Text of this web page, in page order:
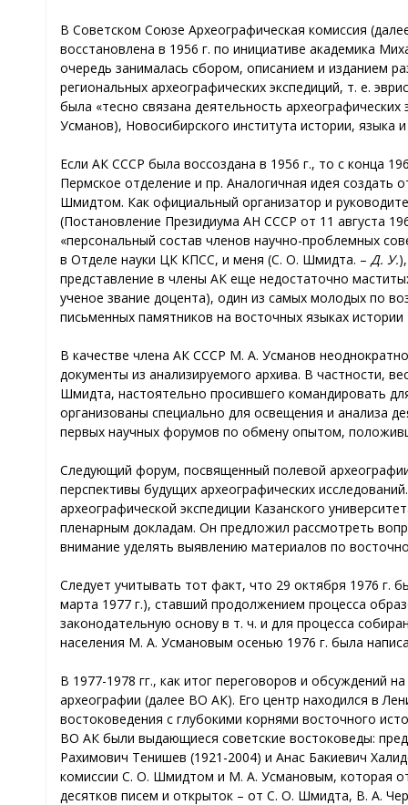
В Советском Союзе Археографическая комиссия
восстановлена в 1956 г. по инициативе академика
очередь занималась сбором, описанием и изданием
региональных археографических экспедиций, т. е.
была «тесно связана деятельность
Усманов), Новосибирского института истории,
Если АК СССР была воссоздана в 1956 г., то с конца
Пермское отделение и пр. Аналогичная идея создать
Шмидтом. Как официальный организатор и
(Постановление Президиума АН СССР от 11 августа
«персональный состав членов научно-проблемных
в Отделе науки ЦК КПСС, и меня (С. О. Шмидта. – Д. У.
представление в члены АК еще недостаточно
ученое звание доцента), один из самых молодых по
письменных памятников на восточных языках
В качестве члена АК СССР М. А. Усманов
документы из анализируемого архива. В частности,
Шмидта, настоятельно просившего командировать
организованы специально для освещения и анализа
первых научных форумов по обмену опытом,
Следующий форум, посвященный полевой
перспективы будущих археографических
археографической экспедиции Казанского
пленарным докладам. Он предложил рассмотреть
внимание уделять выявлению материалов по
Следует учитывать тот факт, что 29 октября 1976 г.
марта 1977 г.), ставший продолжением процесса
законодательную основу в т. ч. и для процесса
населения М. А. Усмановым осенью 1976 г. была
В 1977-1978 гг., как итог переговоров и обсуждений
археографии (далее ВО АК). Его центр находился в
востоковедения с глубокими корнями восточного
ВО АК были выдающиеся советские востоковеды:
Рахимович Тенишев (1921-2004) и Анас Бакиевич
комиссии С. О. Шмидтом и М. А. Усмановым, которая
десятков писем и открыток – от С. О. Шмидта, В. А.